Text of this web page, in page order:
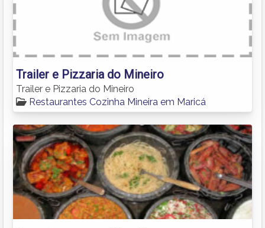
Trailer e Pizzaria do Mineiro
Trailer e Pizzaria do Mineiro
Restaurantes Cozinha Mineira em Maricá